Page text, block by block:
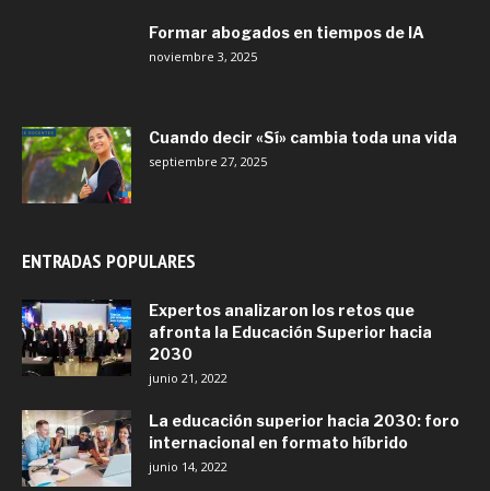
Formar abogados en tiempos de IA
noviembre 3, 2025
Cuando decir «Sí» cambia toda una vida
septiembre 27, 2025
ENTRADAS POPULARES
Expertos analizaron los retos que
afronta la Educación Superior hacia
2030
junio 21, 2022
La educación superior hacia 2030: foro
internacional en formato híbrido
junio 14, 2022